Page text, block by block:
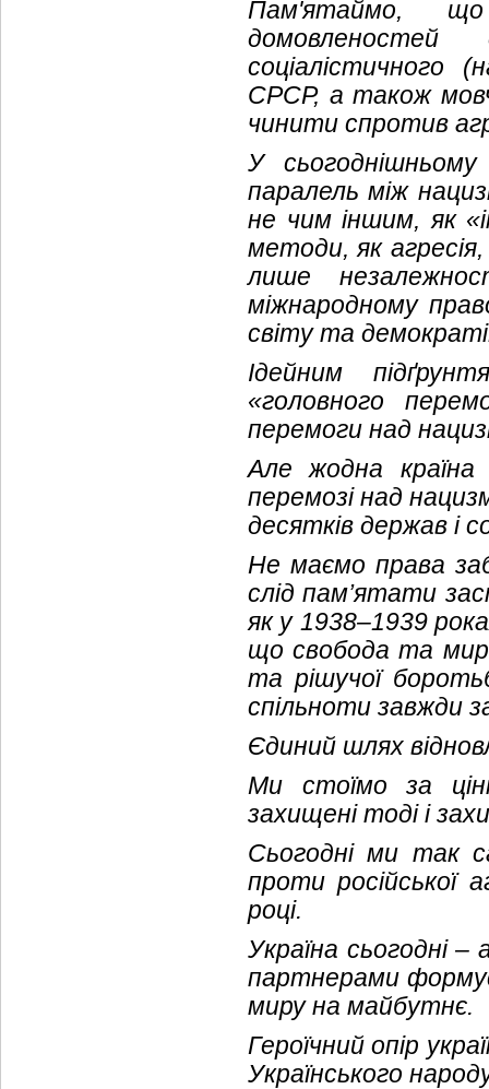
Пам'ятаймо, що
соціалістичного
СРСР, а також
чинити спротив
У
паралель між
не чим іншим, як
методи, як
лише
міжнародному
світу та
Ідейним
«головного
перемоги над
Але жодна
перемозі над
десятків держав і
Не маємо права
слід пам’ятати
як у 1938–1939
що свобода та
та рішучої
спільноти завжди
Єдиний шлях
Ми стоїмо за
захищені тоді і
Сьогодні ми так
проти російської
році.
Україна сьогодні
партнерами формує
миру на майбутнє.
Героїчний опір
Українського